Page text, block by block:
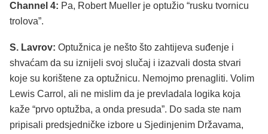
Channel 4: Pa, Robert Mueller je optužio “rusku tvornicu
trolova”.
S. Lavrov: Optužnica je nešto što zahtijeva suđenje i
shvaćam da su iznijeli svoj slučaj i izazvali dosta stvari
koje su korištene za optužnicu. Nemojmo prenagliti. Volim
Lewis Carrol, ali ne mislim da je prevladala logika koja
kaže “prvo optužba, a onda presuda”. Do sada ste nam
pripisali predsjedničke izbore u Sjedinjenim Državama,